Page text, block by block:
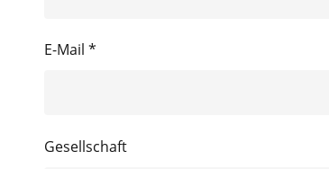
E-Mail *
Gesellschaft